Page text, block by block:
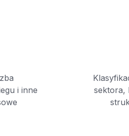
i inne
sektora,